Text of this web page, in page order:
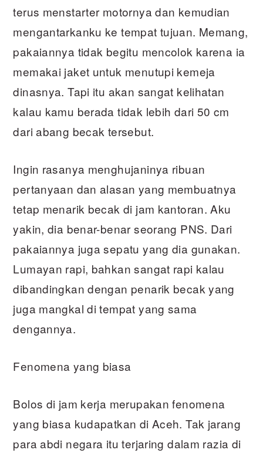
terus menstarter motornya dan kemudian
mengantarkanku ke tempat tujuan. Memang,
pakaiannya tidak begitu mencolok karena ia
memakai jaket untuk menutupi kemeja
dinasnya. Tapi itu akan sangat kelihatan
kalau kamu berada tidak lebih dari 50 cm
dari abang becak tersebut.
Ingin rasanya menghujaninya ribuan
pertanyaan dan alasan yang membuatnya
tetap menarik becak di jam kantoran. Aku
yakin, dia benar-benar seorang PNS. Dari
pakaiannya juga sepatu yang dia gunakan.
Lumayan rapi, bahkan sangat rapi kalau
dibandingkan dengan penarik becak yang
juga mangkal di tempat yang sama
dengannya.
Fenomena yang biasa
Bolos di jam kerja merupakan fenomena
yang biasa kudapatkan di Aceh. Tak jarang
para abdi negara itu terjaring dalam razia di